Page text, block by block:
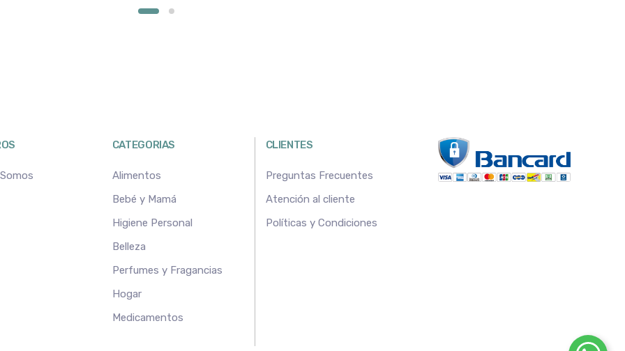
CATEGORIAS
Alimentos
Bebé y Mamá
Higiene Personal
Belleza
Perfumes y Fragancias
Hogar
Medicamentos
CLIENTES
Preguntas Frecuentes
Atención al cliente
Políticas y Condiciones